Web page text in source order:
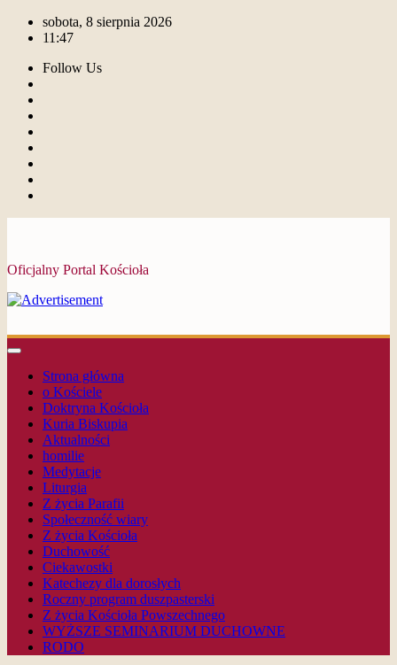
sobota, 8 sierpnia 2026
11:47
Follow Us
Oficjalny Portal Kościoła
Strona główna
o Kościele
Doktryna Kościoła
Kuria Biskupia
Aktualności
homilie
Medytacje
Liturgia
Z życia Parafii
Społeczność wiary
Z życia Kościoła
Duchowość
Ciekawostki
Katechezy dla dorosłych
Roczny program duszpasterski
Z życia Kościoła Powszechnego
WYŻSZE SEMINARIUM DUCHOWNE
RODO